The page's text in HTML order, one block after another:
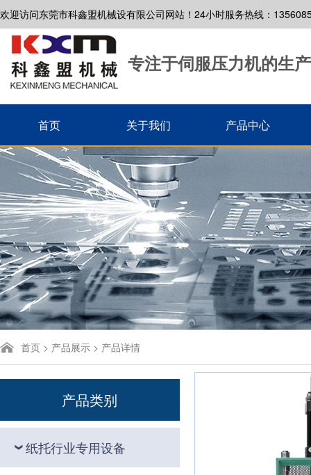
欢迎访问东莞市科鑫盟机械设有限公司网站！24小时服务热线：
专注于伺服压力机的生
首页 关于我们 产品中心
首页 > 产品展示 > 产品详情
产品类别
纸托行业专用设备